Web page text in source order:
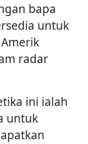
bapa
untuk
radar
ini ialah
untuk